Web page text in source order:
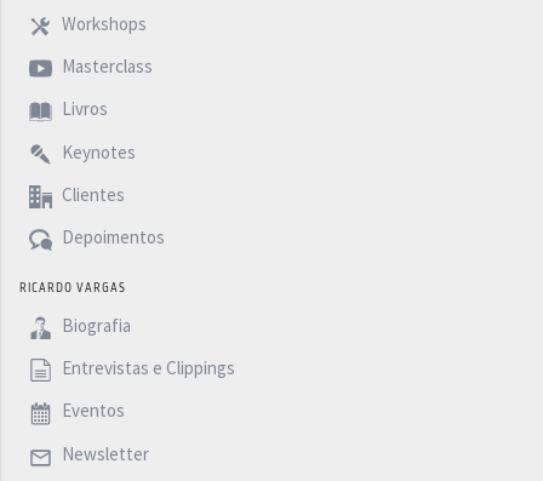
Workshops
Masterclass
Livros
Keynotes
Clientes
Depoimentos
RICARDO VARGAS
Biografia
Entrevistas e Clippings
Eventos
Newsletter